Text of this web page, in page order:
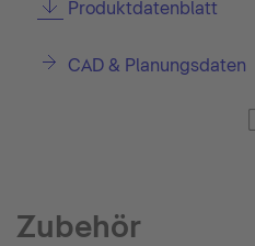
Produktdatenblatt
CAD & Planungsdaten
Zubehör